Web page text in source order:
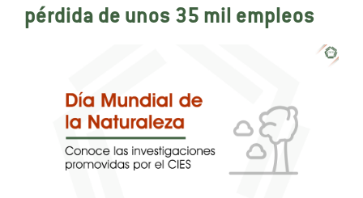
pérdida de unos 35 mil empleos